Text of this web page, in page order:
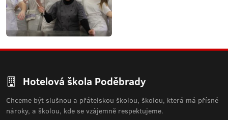
Hotelová škola Poděbrady
Chceme být slušnou a přátelskou školou, školou, která má přísné
nároky, a školou, kde se vzájemně respektujeme.